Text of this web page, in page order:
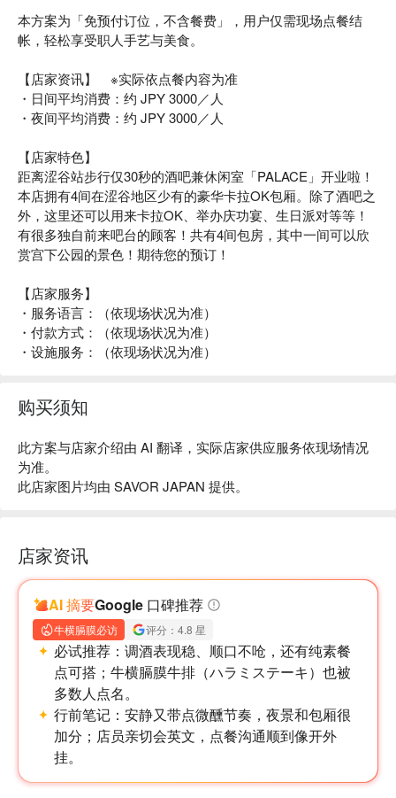
本方案为「免预付订位，不含餐费」，用户仅需现场点餐结
帐，轻松享受职人手艺与美食。
【店家资讯】 ※实际依点餐内容为准
・日间平均消费：约 JPY 3000／人
・夜间平均消费：约 JPY 3000／人
【店家特色】
距离涩谷站步行仅30秒的酒吧兼休闲室「PALACE」开业啦！
本店拥有4间在涩谷地区少有的豪华卡拉OK包厢。除了酒吧之
外，这里还可以用来卡拉OK、举办庆功宴、生日派对等等！
有很多独自前来吧台的顾客！共有4间包房，其中一间可以欣
赏宫下公园的景色！期待您的预订！
【店家服务】
・服务语言：（依现场状况为准）
・付款方式：（依现场状况为准）
・设施服务：（依现场状况为准）
购买须知
此方案与店家介绍由 AI 翻译，实际店家供应服务依现场情况
为准。
此店家图片均由 SAVOR JAPAN 提供。
店家资讯
AI 摘要Google 口碑推荐
牛横膈膜必访 评分：4.8 星
必试推荐： 调酒表现稳、顺口不呛，还有纯素餐
点可搭；牛横膈膜牛排（ハラミステーキ）也被
多数人点名。
行前笔记： 安静又带点微醺节奏，夜景和包厢很
加分；店员亲切会英文，点餐沟通顺到像开外
挂。